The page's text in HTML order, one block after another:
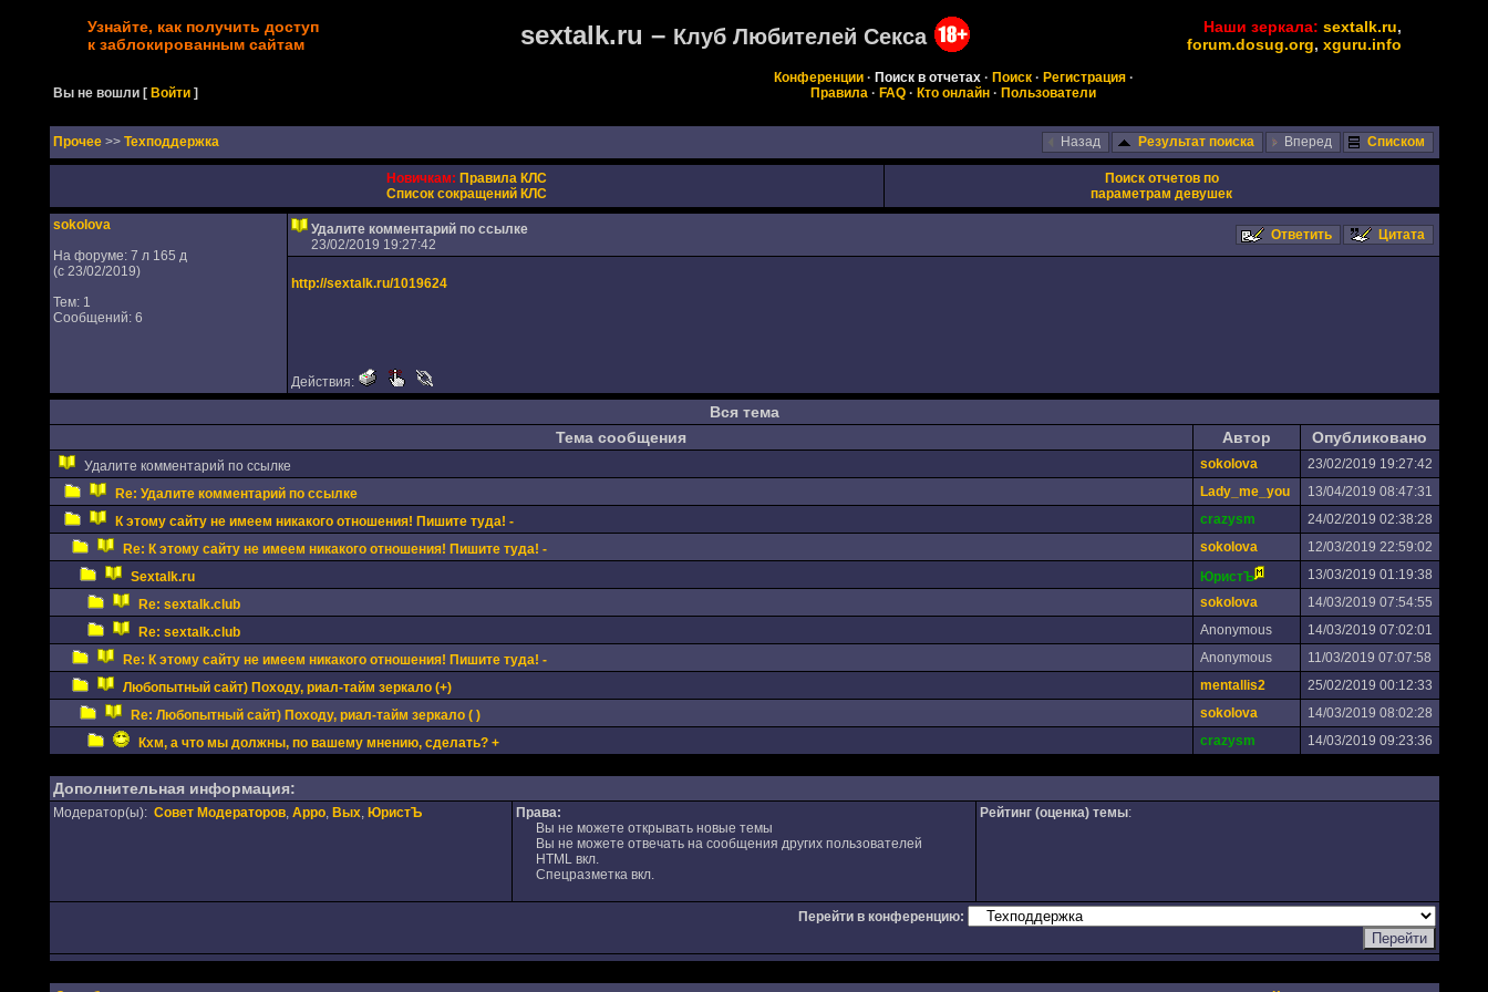
Узнайте, как получить доступ
к заблокированным сайтам
sextalk.ru – Клуб Любителей Секса Наши зеркала: sextalk.ru,
forum.dosug.org, xguru.info
Вы не вошли [Войти ]
Конференции· Поиск в отчетах· Поиск· Регистрация·
Правила · FAQ · Кто онлайн · Пользователи
Прочее >> Техподдержка Назад Результат поиска Вперед Списком
Новичкам: Правила КЛС
Список сокращений КЛС
Поиск отчетов по
параметрам девушек
sokolova
На форуме: 7 л 165 д
(с 23/02/2019)
Тем: 1
Сообщений: 6
Удалите комментарий по ссылке
23/02/2019 19:27:42
Ответить Цитата
http://sextalk.ru/1019624
Действия:
Вся тема
Тема сообщения
Автор Опубликовано
Удалите комментарий по ссылке sokolova
23/02/2019 19:27:42
Re: Удалите комментарий по ссылке
Lady_me_you
13/04/2019 08:47:31
К этому сайту не имеем никакого отношения! Пишите туда! -
crazysm
24/02/2019 02:38:28
Re: К этому сайту не имеем никакого отношения! Пишите туда! -
sokolova
12/03/2019 22:59:02
Sextalk.ru
ЮристЪ
13/03/2019 01:19:38
Re: sextalk.club
sokolova
14/03/2019 07:54:55
Re: sextalk.club
Anonymous
14/03/2019 07:02:01
Re: К этому сайту не имеем никакого отношения! Пишите туда! -
Anonymous
11/03/2019 07:07:58
Любопытный сайт) Походу, риал-тайм зеркало (+)
mentallis2
25/02/2019 00:12:33
Re: Любопытный сайт) Походу, риал-тайм зеркало ( )
sokolova
14/03/2019 08:02:28
Кхм, а что мы должны, по вашему мнению, сделать? +
crazysm 14/03/2019 09:23:36
Дополнительная информация:
Модератор(ы): Совет Модераторов, Appo, Вых, ЮристЪ
Права:
Вы не можете открывать новые темы
Вы не можете отвечать на сообщения других пользователей
HTML вкл.
Спецразметка вкл.
Рейтинг (оценка) темы:
Перейти в конференцию: